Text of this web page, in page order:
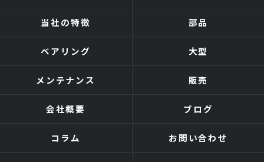
当社の特徴 部品
ベアリング 大型
メンテナンス 販売
会社概要 ブログ
コラム お問い合わせ